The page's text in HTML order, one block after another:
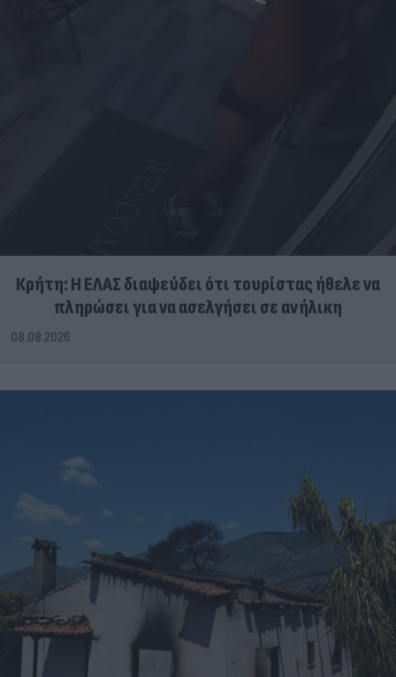
Κρήτη: Η ΕΛΑΣ διαψεύδει ότι τουρίστας ήθελε να
πληρώσει για να ασελγήσει σε ανήλικη
08.08.2026